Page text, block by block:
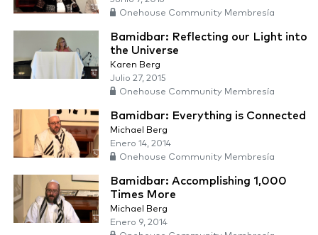
Onehouse Community Membresía
Bamidbar: Reflecting our Light into
the Universe
Karen Berg
Julio 27, 2015
Onehouse Community Membresía
Bamidbar: Everything is Connected
Michael Berg
Enero 14, 2014
Onehouse Community Membresía
Bamidbar: Accomplishing 1,000
Times More
Michael Berg
Enero 9, 2014